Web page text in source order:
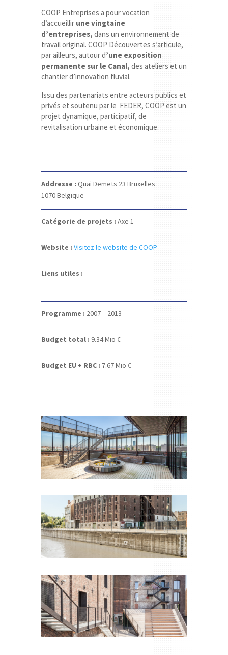
COOP Entreprises a pour vocation
d’accueillir une vingtaine
d’entreprises, dans un environnement de
travail original. COOP Découvertes s’articule,
par ailleurs, autour d’une exposition
permanente sur le Canal, des ateliers et un
chantier d’innovation fluvial.
Issu des partenariats entre acteurs publics et
privés et soutenu par le FEDER, COOP est un
projet dynamique, participatif, de
revitalisation urbaine et économique.
Addresse : Quai Demets 23 Bruxelles
1070Belgique
Catégorie de projets : Axe 1
Website : Visitez le website de COOP
Liens utiles : –
Programme : 2007 – 2013
Budget total : 9.34Mio €
Budget EU + RBC : 7.67Mio €